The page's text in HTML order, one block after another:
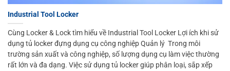
Industrial Tool Locker
Cùng Locker & Lock tìm hiểu về Industrial Tool Locker Lợi ích khi sử
dụng tủ locker đựng dụng cụ công nghiệp Quản lý Trong môi
trường sản xuất và công nghiệp, số lượng dụng cụ làm việc thường
rất lớn và đa dạng. Việc sử dụng tủ locker giúp phân loại, sắp xếp